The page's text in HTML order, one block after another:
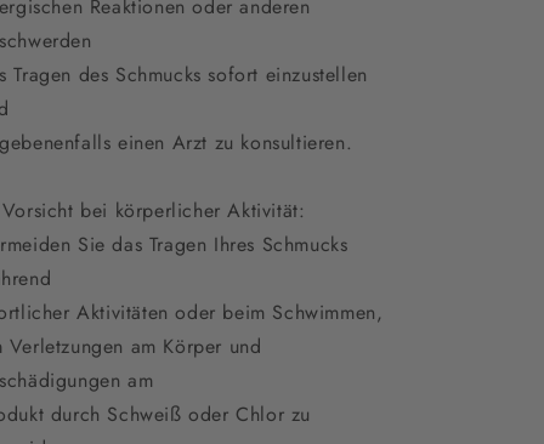
Reaktionen oder anderen
Tragen des Schmucks sofort einzustellen
einen Arzt zu konsultieren.
bei körperlicher Aktivität:
Sie das Tragen Ihres Schmucks
Aktivitäten oder beim Schwimmen,
Verletzungen am Körper und
am
durch Schweiß oder Chlor zu